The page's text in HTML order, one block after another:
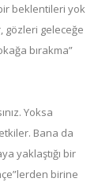
beklentileri yok
gözleri geleceğe
bırakma”
Yoksa
Bana da
yaklaştığı bir
birine